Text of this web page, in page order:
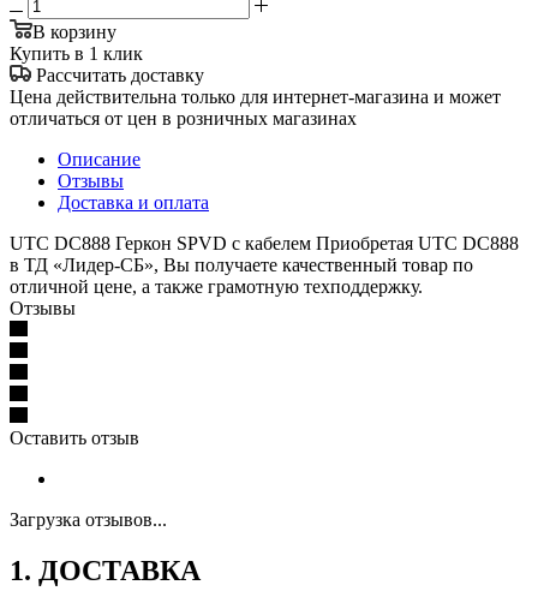
В корзину
Купить в 1 клик
Рассчитать доставку
Цена действительна только для интернет-магазина и может
отличаться от цен в розничных магазинах
Описание
Отзывы
Доставка и оплата
UTC DC888 Геркон SPVD c кабелем Приобретая UTC DC888
в ТД «Лидер-СБ», Вы получаете качественный товар по
отличной цене, а также грамотную техподдержку.
Отзывы
Оставить отзыв
Загрузка отзывов...
1. ДОСТАВКА